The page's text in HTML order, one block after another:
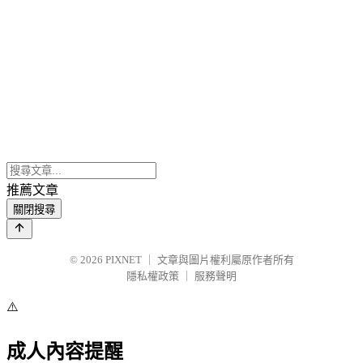
推薦文章
關閉搜尋
© 2026 PIXNET
文章與圖片權利屬原作者所有
隱私權政策
服務聲明
⚠️
成人內容提醒